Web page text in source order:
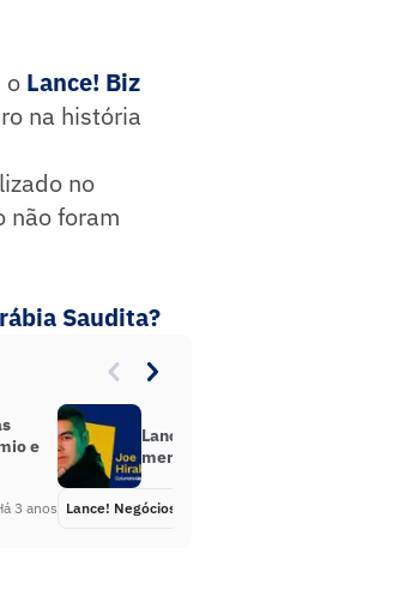
o Lance! Biz
na história
no
não foram
Saudita?
e
3 anos
Lance! Biz, seleção de craques do
mercado esportivo
Lance! Negócios